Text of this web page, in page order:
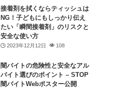
接着剤を拭くならティッシュは
NG！子どもにもしっかり伝え
たい「瞬間接着剤」のリスクと
安全な使い方
2023年12月12日 108
闇バイトの危険性と安全なアル
バイト選びのポイント – STOP
闇バイトWebポスター公開